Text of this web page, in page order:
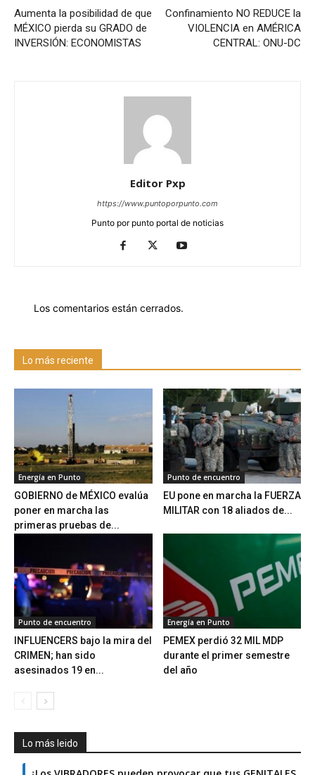
Aumenta la posibilidad de que
MÉXICO pierda su GRADO de
INVERSIÓN: ECONOMISTAS
Confinamiento NO REDUCE la
VIOLENCIA en AMÉRICA
CENTRAL: ONU-DC
Editor Pxp
https://www.puntoporpunto.com
Punto por punto portal de noticias
Los comentarios están cerrados.
Lo más reciente
Energía en Punto
GOBIERNO de MÉXICO evalúa
poner en marcha las
primeras pruebas de...
Punto de encuentro
EU pone en marcha la FUERZA
MILITAR con 18 aliados de...
Punto de encuentro
INFLUENCERS bajo la mira del
CRIMEN; han sido
asesinados 19 en...
Energía en Punto
PEMEX perdió 32 MIL MDP
durante el primer semestre
del año
Lo más leido